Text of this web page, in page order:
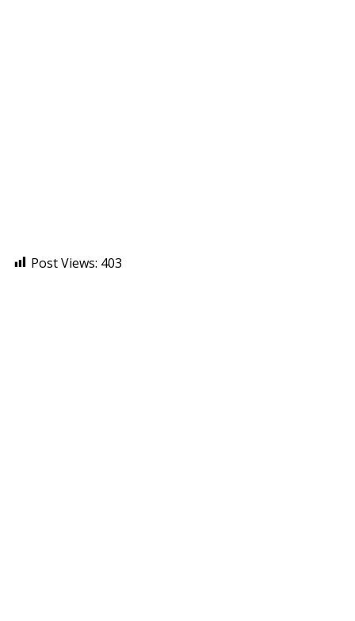
Post Views: 403